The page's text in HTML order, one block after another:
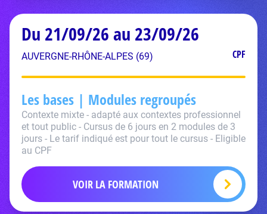
Du 21/09/26 au 23/09/26
AUVERGNE-RHÔNE-ALPES (69) CPF
Les bases | Modules regroupés
Contexte mixte - adapté aux contextes professionnel
et tout public - Cursus de 6 jours en 2 modules de 3
jours - Le tarif indiqué est pour tout le cursus - Eligible
au CPF
VOIR LA FORMATION